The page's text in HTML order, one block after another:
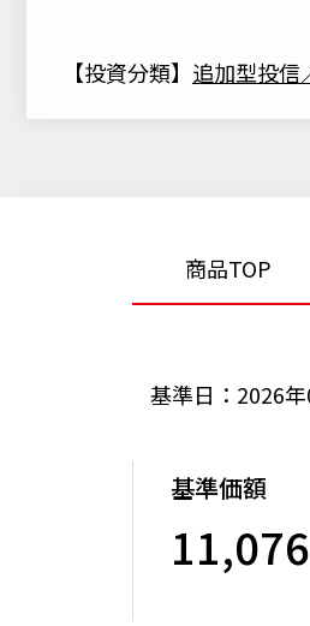
【投資分類】 追加型投信
商品TOP
基準日：2026
基準価額
11,076